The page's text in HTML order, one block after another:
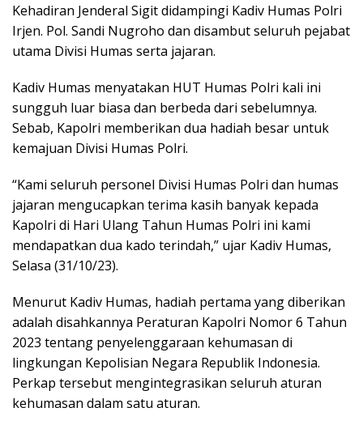
Kehadiran Jenderal Sigit didampingi Kadiv Humas Polri
Irjen. Pol. Sandi Nugroho dan disambut seluruh pejabat
utama Divisi Humas serta jajaran.
Kadiv Humas menyatakan HUT Humas Polri kali ini
sungguh luar biasa dan berbeda dari sebelumnya.
Sebab, Kapolri memberikan dua hadiah besar untuk
kemajuan Divisi Humas Polri.
“Kami seluruh personel Divisi Humas Polri dan humas
jajaran mengucapkan terima kasih banyak kepada
Kapolri di Hari Ulang Tahun Humas Polri ini kami
mendapatkan dua kado terindah,” ujar Kadiv Humas,
Selasa (31/10/23).
Menurut Kadiv Humas, hadiah pertama yang diberikan
adalah disahkannya Peraturan Kapolri Nomor 6 Tahun
2023 tentang penyelenggaraan kehumasan di
lingkungan Kepolisian Negara Republik Indonesia.
Perkap tersebut mengintegrasikan seluruh aturan
kehumasan dalam satu aturan.